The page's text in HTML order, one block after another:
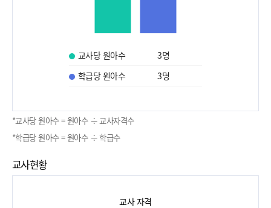
교사당 원아수 3명
학급당 원아수
3명
*교사당 원아수 = 원아수 ÷ 교사자격수
*학급당 원아수 = 원아수 ÷ 학급수
교사현황
교사 자격